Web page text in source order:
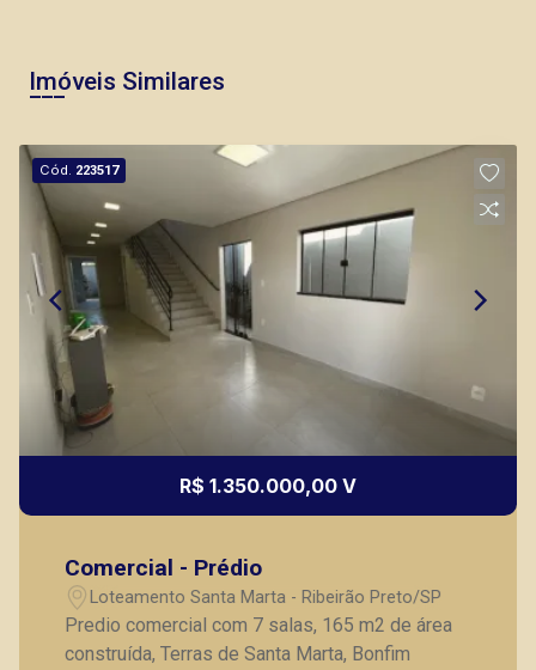
Imóveis Similares
Cód. 223517
R$ 1.350.000,00 V
Comercial - Prédio
Loteamento Santa Marta - Ribeirão Preto/SP
Predio comercial com 7 salas, 165 m2 de área
construída, Terras de Santa Marta, Bonfim